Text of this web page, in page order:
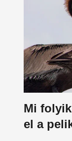
Mi
el a